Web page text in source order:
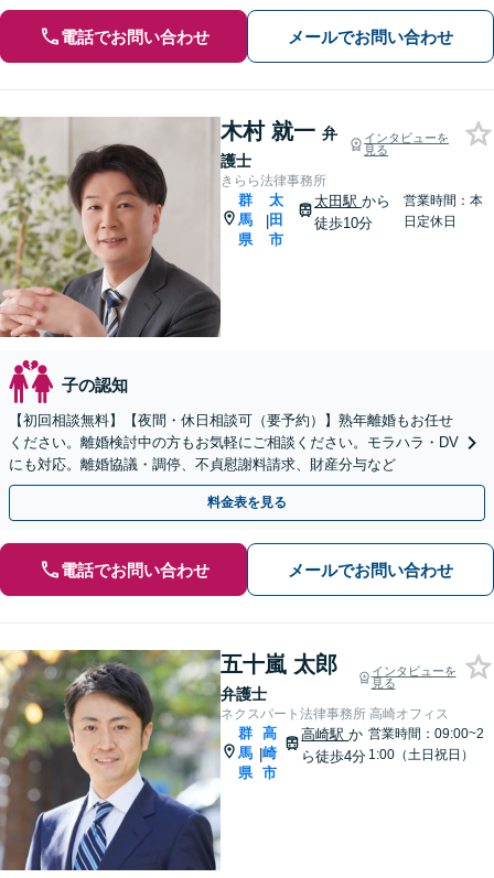
電話でお問い合わせ メールでお問い合わせ
木村 就一 弁
護士
インタビューを
見る
きらら法律事務所
群
馬
県
|
太
田
市
太田駅 から
徒歩10分
営業時間：本
日定休日
子の認知
【初回相談無料】【夜間・休日相談可（要予約）】熟年離婚もお任せ
ください。離婚検討中の方もお気軽にご相談ください。モラハラ・DV
にも対応。離婚協議・調停、不貞慰謝料請求、財産分与など
料金表を見る
電話でお問い合わせ メールでお問い合わせ
五十嵐 太郎
弁護士
インタビューを
見る
ネクスパート法律事務所 高崎オフィス
群
馬
県
|
高
崎
市
高崎駅か
ら徒歩4分
営業時間：09:00~2
1:00（土日祝日）